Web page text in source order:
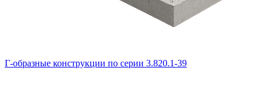
Г-образные конструкции по серии 3.820.1-39